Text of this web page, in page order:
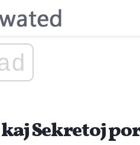
Sekretoj